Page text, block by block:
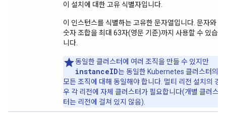
이 설치에 대한 고유 식별자입니다.
이 인스턴스를 식별하는 고유한 문자열입니다. 문자와
숫자 조합을 최대 63자(영문 기준)까지 사용할 수 있습
니다.
동일한 클러스터에 여러 조직을 만들 수 있지만
instanceID는 동일한 Kubernetes 클러스터의
모든 조직에 대해 동일해야 합니다. 멀티 리전 설치의 경
우 각 리전에 자체 클러스터가 필요합니다(개별 클러스
터는 리전에 걸쳐 있지 않음).